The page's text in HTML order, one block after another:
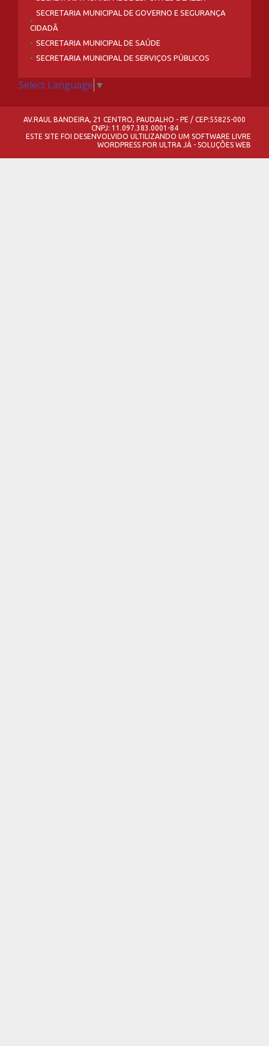
SECRETARIA MUNICIPAL DE GOVERNO E SEGURANÇA
CIDADÃ
SECRETARIA MUNICIPAL DE SAÚDE
SECRETARIA MUNICIPAL DE SERVIÇOS PÚBLICOS
Select Language ▼
AV.RAUL BANDEIRA, 21 CENTRO, PAUDALHO - PE / CEP:55825-000
CNPJ: 11.097.383.0001-84
ESTE SITE FOI DESENVOLVIDO ULTILIZANDO UM SOFTWARE LIVRE
WORDPRESS POR ULTRA JÁ - SOLUÇÕES WEB